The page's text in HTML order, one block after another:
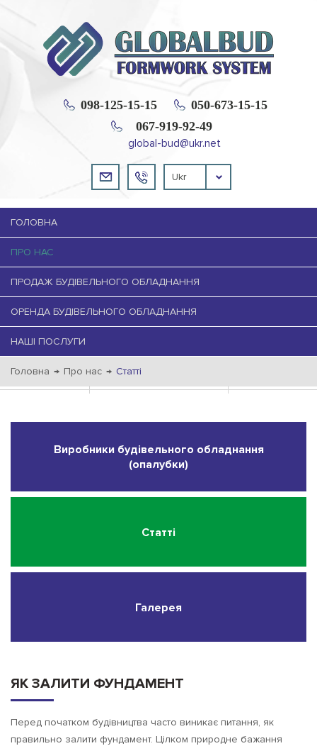
098-125-15-15
050-673-15-15
067-919-92-49
global-bud@ukr.net
Ukr
ГОЛОВНА
ПРО НАС
ПРОДАЖ БУДІВЕЛЬНОГО ОБЛАДНАННЯ
ОРЕНДА БУДІВЕЛЬНОГО ОБЛАДНАННЯ
НАШІ ПОСЛУГИ
Головна → Про нас → Статті
Виробники будівельного обладнання
(опалубки)
Статті
Галерея
ЯК ЗАЛИТИ ФУНДАМЕНТ
Перед початком будівництва часто виникає питання, як
правильно залити фундамент. Цілком природне бажання